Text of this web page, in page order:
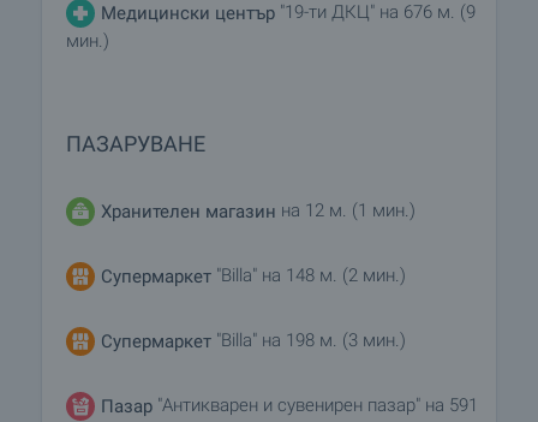
Медицински център "19-ти ДКЦ" на 676 м. (9
мин.)
ПАЗАРУВАНЕ
Хранителен магазин на 12 м. (1 мин.)
Супермаркет "Billa" на 148 м. (2 мин.)
Супермаркет "Billa" на 198 м. (3 мин.)
Пазар "Антикварен и сувенирен пазар" на 591